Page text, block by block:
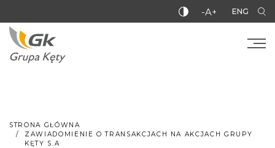
-A+ ENG
STRONA GŁÓWNA
ZAWIADOMIENIE O TRANSAKCJACH NA AKCJACH GRUPY
KĘTY S.A